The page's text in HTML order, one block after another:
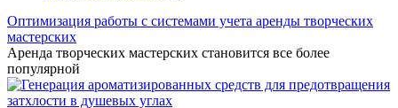
Оптимизация работы с системами учета аренды творческих
мастерских
Аренда творческих мастерских становится все более
популярной